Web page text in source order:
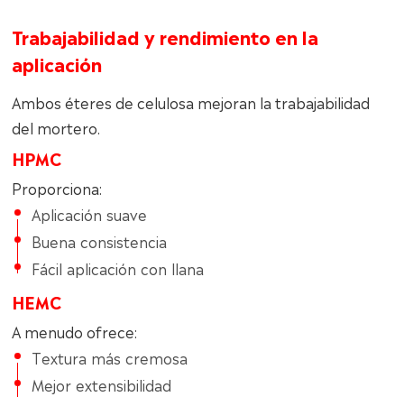
Trabajabilidad y rendimiento en la
aplicación
Ambos éteres de celulosa mejoran la trabajabilidad
del mortero.
HPMC
Proporciona:
Aplicación suave
Buena consistencia
Fácil aplicación con llana
HEMC
A menudo ofrece:
Textura más cremosa
Mejor extensibilidad